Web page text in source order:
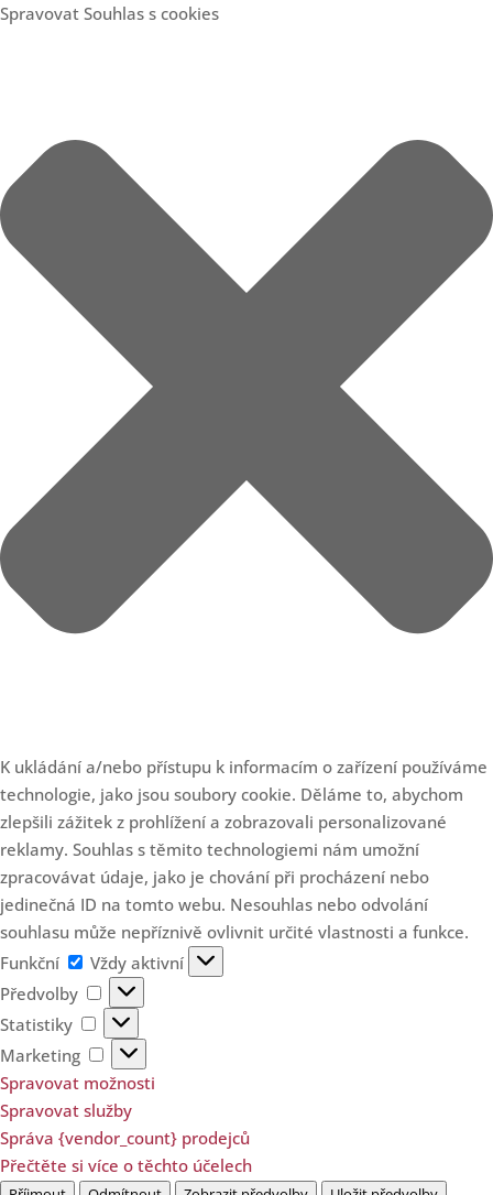
Spravovat Souhlas s cookies
K ukládání a/nebo přístupu k informacím o zařízení používáme
technologie, jako jsou soubory cookie. Děláme to, abychom
zlepšili zážitek z prohlížení a zobrazovali personalizované
reklamy. Souhlas s těmito technologiemi nám umožní
zpracovávat údaje, jako je chování při procházení nebo
jedinečná ID na tomto webu. Nesouhlas nebo odvolání
souhlasu může nepříznivě ovlivnit určité vlastnosti a funkce.
Funkční
Funkční
Vždy aktivní
Předvolby
Předvolby
Statistiky
Statistiky
Marketing
Marketing
Spravovat možnosti
Spravovat služby
Správa {vendor_count} prodejců
Přečtěte si více o těchto účelech